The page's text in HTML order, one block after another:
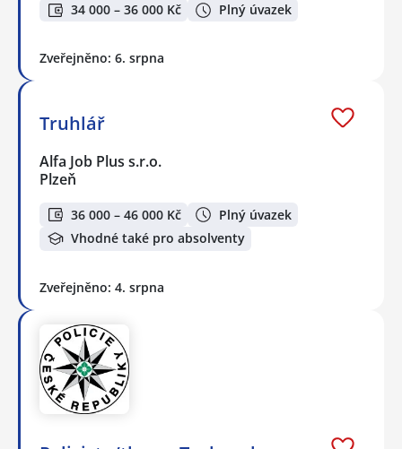
34 000 – 36 000 Kč Plný úvazek
Zveřejněno: 6. srpna
Truhlář
Alfa Job Plus s.r.o.
Plzeň
36 000 – 46 000 Kč
Plný úvazek
Vhodné také pro absolventy
Zveřejněno: 4. srpna